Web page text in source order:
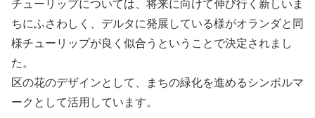
チューリップについては、将来に向けて伸び行く新しいま
ちにふさわしく、デルタに発展している様がオランダと同
様チューリップが良く似合うということで決定されまし
た。
区の花のデザインとして、まちの緑化を進めるシンボルマ
ークとして活用しています。